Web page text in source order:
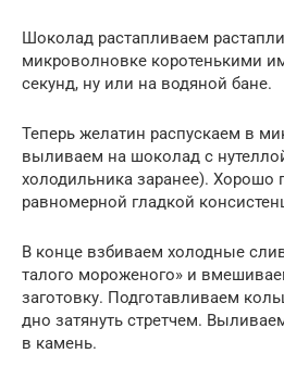
Шоколад растапливаем
микроволновке коротенькими
секунд, ну или на водяной бане.
Теперь желатин распускаем в
выливаем на шоколад с
холодильника заранее).
равномерной гладкой
В конце взбиваем холодные
талого мороженого» и
заготовку. Подготавливаем
дно затянуть стретчем.
в камень.